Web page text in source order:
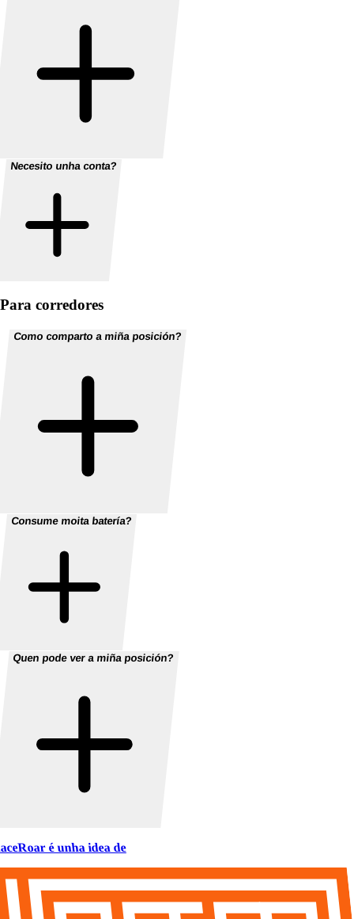
Necesito unha conta?
Para corredores
Como comparto a miña posición?
Consume moita batería?
Quen pode ver a miña posición?
é unha idea de